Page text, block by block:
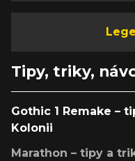
Tipy, triky,
Gothic 1 Remake –
Kolonii
Marathon – tipy a